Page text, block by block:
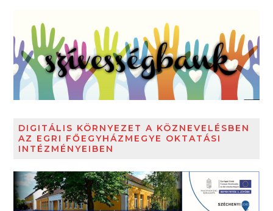
DIGITÁLIS KÖRNYEZET A KÖZNEVELÉSBEN
AZ EGRI FŐEGYHÁZMEGYE OKTATÁSI
INTÉZMÉNYEIBEN